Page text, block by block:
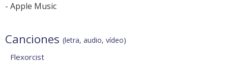
- Apple Music
Canciones (letra, audio, vídeo)
Flexorcist